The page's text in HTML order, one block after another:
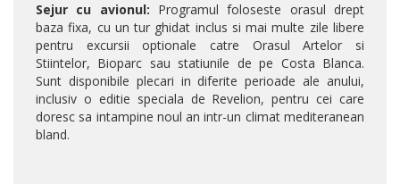
Sejur cu avionul: Programul foloseste orasul drept
baza fixa, cu un tur ghidat inclus si mai multe zile libere
pentru excursii optionale catre Orasul Artelor si
Stiintelor, Bioparc sau statiunile de pe Costa Blanca.
Sunt disponibile plecari in diferite perioade ale anului,
inclusiv o editie speciala de Revelion, pentru cei care
doresc sa intampine noul an intr-un climat mediteranean
bland.